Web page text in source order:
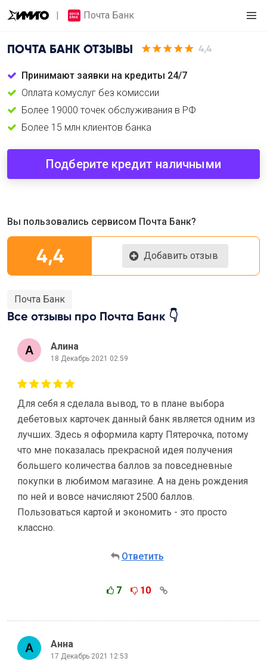
Почта Банк
ПОЧТА БАНК ОТЗЫВЫ 4,4
Принимают заявки на кредиты 24/7
Оплата комуслуг без комиссии
Более 19000 точек обслуживания в РФ
Более 15 млн клиентов банка
Подберите кредит наличными
Вы пользовались сервисом Почта Банк?
4,4 Добавить отзыв
Почта Банк
Все отзывы про Почта Банк 👇
Алина
18 Декабрь 2021 02:59
Для себя я сделала вывод, то в плане выбора
дебетовых карточек данный банк является одним из
лучших. Здесь я оформила карту Пятерочка, потому
что мне показалась прекрасной идея получения
большего количества баллов за повседневные
покупки в любимом магазине. А на день рождения
по ней и вовсе начисляют 2500 баллов.
Пользоваться картой и экономить - это просто
классно.
Ответить
7 10
Анна
17 Декабрь 2021 12:53